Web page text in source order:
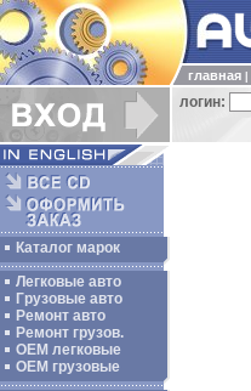
главная
логин:
Каталог марок
Легковые авто
Грузовые авто
Ремонт авто
Ремонт грузов.
ОЕМ легковые
OEM грузовые